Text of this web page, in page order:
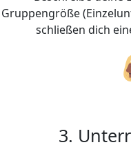
Gruppengröße
schließen dich
3.